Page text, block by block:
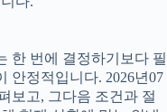
한 번에 결정하기보다 필
안정적입니다. 2026년07
보고, 그다음 조건과 절